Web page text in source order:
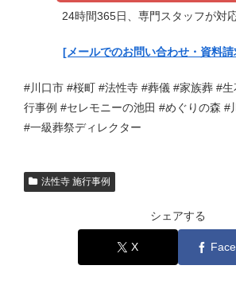
24時間365日、専門スタッフが対
[メールでのお問い合わせ・資料
#川口市 #桜町 #法性寺 #葬儀 #家族葬 #
行事例 #セレモニーの池田 #めぐりの森 #
#一級葬祭ディレクター
法性寺 施行事例
シェアする
X